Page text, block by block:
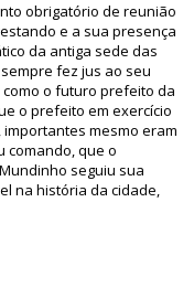
obrigatório de reunião
e a sua presença
da antiga sede das
fez jus ao seu
o futuro prefeito da
o prefeito em exercício
mesmo eram
comando, que o
seguiu sua
na história da cidade,